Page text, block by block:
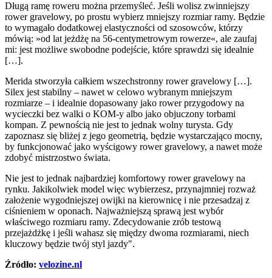
Długą ramę roweru można przemyśleć. Jeśli wolisz zwinniejszy
rower gravelowy, po prostu wybierz mniejszy rozmiar ramy. Będzie
to wymagało dodatkowej elastyczności od szosowców, którzy
mówią: »od lat jeżdżę na 56-centymetrowym rowerze«, ale zaufaj
mi: jest możliwe swobodne podejście, które sprawdzi się idealnie
[…].
Merida stworzyła całkiem wszechstronny rower gravelowy […].
Silex jest stabilny – nawet w celowo wybranym mniejszym
rozmiarze – i idealnie dopasowany jako rower przygodowy na
wycieczki bez walki o KOM-y albo jako objuczony torbami
kompan. Z pewnością nie jest to jednak wolny turysta. Gdy
zapoznasz się bliżej z jego geometrią, będzie wystarczająco mocny,
by funkcjonować jako wyścigowy rower gravelowy, a nawet może
zdobyć mistrzostwo świata.
Nie jest to jednak najbardziej komfortowy rower gravelowy na
rynku. Jakikolwiek model więc wybierzesz, przynajmniej rozważ
założenie wygodniejszej owijki na kierownicę i nie przesadzaj z
ciśnieniem w oponach. Najważniejszą sprawą jest wybór
właściwego rozmiaru ramy. Zdecydowanie zrób testową
przejażdżkę i jeśli wahasz się między dwoma rozmiarami, niech
kluczowy będzie twój styl jazdy".
Źródło: velozine.nl